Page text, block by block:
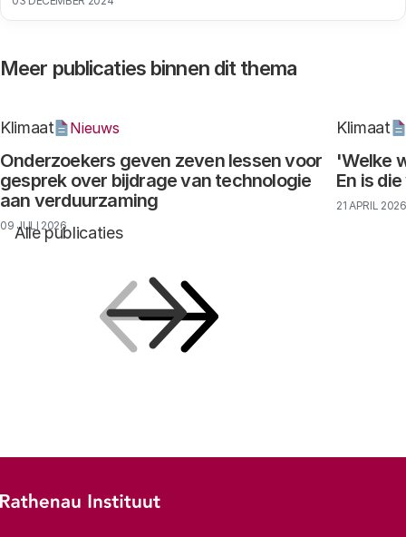
Meer publicaties binnen dit thema
Alle publicaties
Onderzoekers geven zeven lessen voor
gesprek over bijdrage van technologie
aan verduurzaming
Klimaat Nieuws
09 JULI 2026
'Welke
En is
Klimaat
21 APRIL 2026
Footer-menu
Rathenau logo, naar de homepage